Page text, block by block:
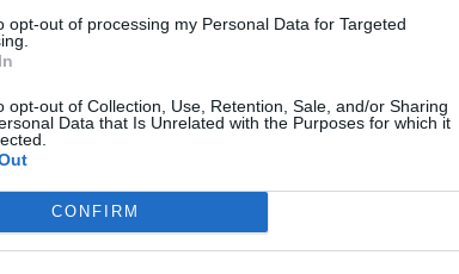
opt-out of processing my Personal Data for Targeted
opt-out of Collection, Use, Retention, Sale, and/or Sharing
Data that Is Unrelated with the Purposes for which it
CONFIRM
υπεράσπισης του Τσάπμαν, τους
το “Murder Without a Trial” είναι
της Coldstream μαζί με τους Ντέιβιντ